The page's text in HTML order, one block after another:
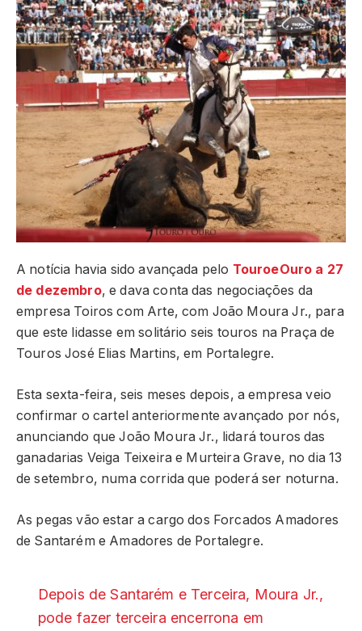
A notícia havia sido avançada pelo TouroeOuro a 27
de dezembro, e dava conta das negociações da
empresa Toiros com Arte, com João Moura Jr., para
que este lidasse em solitário seis touros na Praça de
Touros José Elias Martins, em Portalegre.
Esta sexta-feira, seis meses depois, a empresa veio
confirmar o cartel anteriormente avançado por nós,
anunciando que João Moura Jr., lidará touros das
ganadarias Veiga Teixeira e Murteira Grave, no dia 13
de setembro, numa corrida que poderá ser noturna.
As pegas vão estar a cargo dos Forcados Amadores
de Santarém e Amadores de Portalegre.
Depois de Santarém e Terceira, Moura Jr.,
pode fazer terceira encerrona em